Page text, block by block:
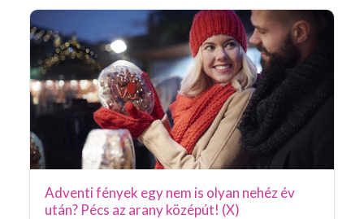
Adventi fények egy nem is olyan nehéz év
után? Pécs az arany középút! (X)